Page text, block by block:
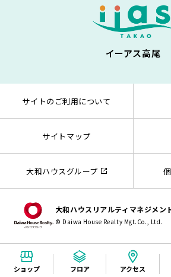
ショップ フロア アクセス
イーアス高尾
サイトのご利用について
サイトマップ
大和ハウスグループ
大和ハウスリアルティマネジメン
© Daiwa House Realty Mgt.Co., Ltd.